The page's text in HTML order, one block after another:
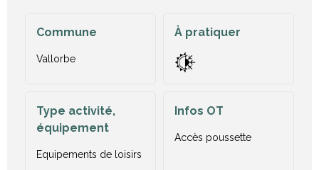
Commune
Vallorbe
À pratiquer
Type activité,
équipement
Equipements de loisirs
Infos OT
Accès poussette